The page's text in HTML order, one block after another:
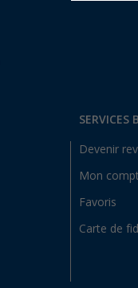
SERVICES
Devenir
Mon
Favoris
Carte de